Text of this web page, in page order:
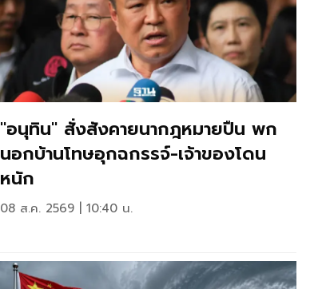
"อนุทิน" สั่งสังคายนากฎหมายปืน พก
นอกบ้านโทษอุกฉกรรจ์-เจ้าของโดน
หนัก
08 ส.ค. 2569 | 10:40 น.